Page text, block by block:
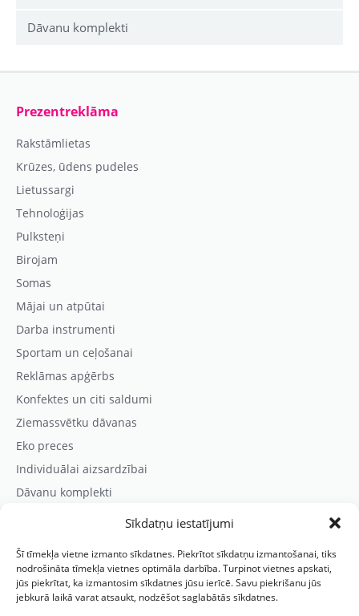
Sīkdatņu iestatījumi
Šī tīmekļa vietne izmanto sīkdatnes. Piekrītot sīkdatņu izmantošanai, tiks
nodrošināta tīmekļa vietnes optimāla darbība. Turpinot vietnes apskati,
jūs piekrītat, ka izmantosim sīkdatnes jūsu ierīcē. Savu piekrišanu jūs
jebkurā laikā varat atsaukt, nodzēšot saglabātās sīkdatnes.
Dāvanu komplekti
Prezentreklāma
Rakstāmlietas
Krūzes, ūdens pudeles
Lietussargi
Tehnoloģijas
Pulksteņi
Birojam
Somas
Mājai un atpūtai
Darba instrumenti
Sportam un ceļošanai
Reklāmas apģērbs
Konfektes un citi saldumi
Ziemassvētku dāvanas
Eko preces
Individuālai aizsardzībai
Dāvanu komplekti
Kontaktinformācija
Prezentreklāmas aģentūra “PARIS”
Reģ.nr.: 40103625328